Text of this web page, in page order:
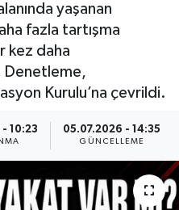
yaşanan
fazla tartışma
kez daha
Denetleme,
Kurulu’na çevrildi.
10:23 05.07.2026 - 14:35
GÜNCELLEME